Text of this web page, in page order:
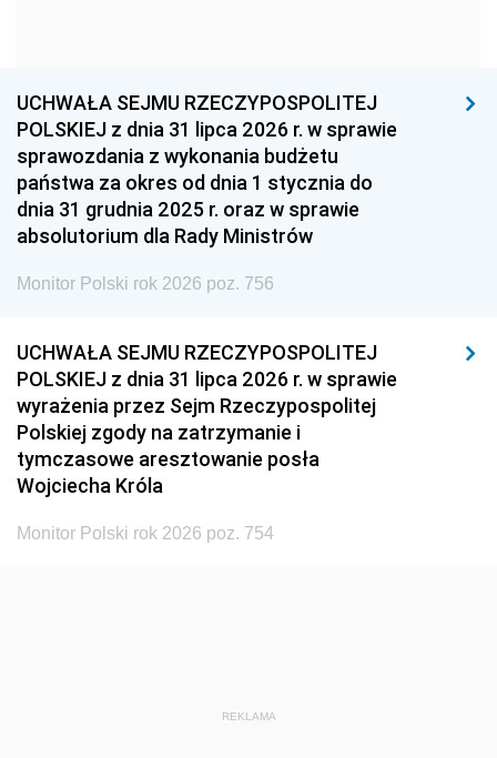
1939 1938 1937
1936 1930
UCHWAŁA SEJMU RZECZYPOSPOLITEJ
POLSKIEJ z dnia 31 lipca 2026 r. w sprawie
sprawozdania z wykonania budżetu
państwa za okres od dnia 1 stycznia do
dnia 31 grudnia 2025 r. oraz w sprawie
absolutorium dla Rady Ministrów
Monitor Polski rok 2026 poz. 756
UCHWAŁA SEJMU RZECZYPOSPOLITEJ
POLSKIEJ z dnia 31 lipca 2026 r. w sprawie
wyrażenia przez Sejm Rzeczypospolitej
Polskiej zgody na zatrzymanie i
tymczasowe aresztowanie posła
Wojciecha Króla
Monitor Polski rok 2026 poz. 754
REKLAMA